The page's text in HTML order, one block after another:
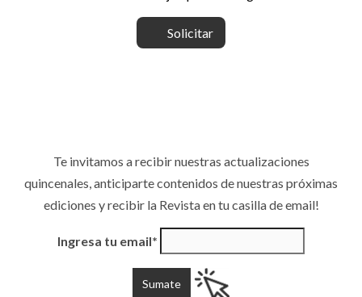
Solicitar
Te invitamos a recibir nuestras actualizaciones
quincenales, anticiparte contenidos de nuestras próximas
ediciones y recibir la Revista en tu casilla de email!
Ingresa tu email*